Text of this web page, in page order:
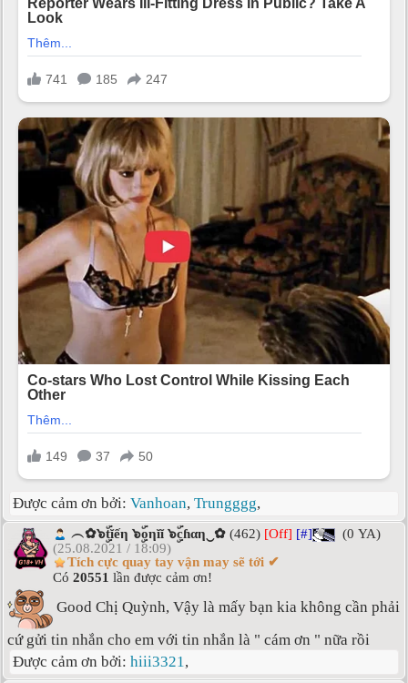
Được cảm ơn bởi: Vanhoan, Trungggg,
︵✿๖ۣۜtĭếη ๖ۣۜoηĭĭ ๖ۣۜcɦαη‿✿ (462) [Off] [#]
(0 YA)
(25.08.2021 / 18:09)
Tích cực quay tay vận may sẽ tới ✔
Có 20551 lần được cảm ơn!
Good Chị Quỳnh, Vậy là mấy bạn kia không cần phải
cứ gửi tin nhắn cho em với tin nhắn là " cám ơn " nữa rồi
Được cảm ơn bởi: hiii3321 ,